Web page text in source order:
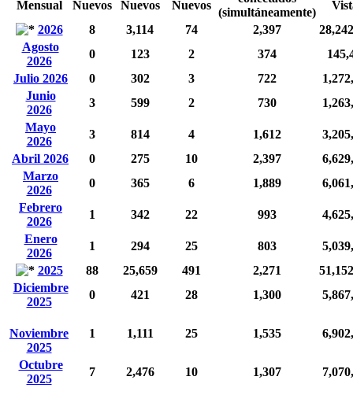
Mensual
Nuevos
Nuevos
Nuevos
(simultáneamente)
2026
8 3,114 74 2,397
Agosto
2026
0 123 2 374
Julio 2026
0 302 3 722
Junio
2026
3 599 2 730
Mayo
2026
3 814 4 1,612
Abril 2026
0 275 10 2,397
Marzo
2026
0 365 6 1,889
Febrero
2026
1 342 22 993
Enero
2026
1 294 25 803
2025
88 25,659 491 2,271
Diciembre
2025
0 421 28 1,300
Noviembre
2025
1 1,111 25 1,535
Octubre
2025
7 2,476 10 1,307